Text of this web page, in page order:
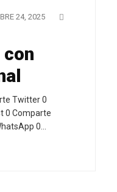
24, 2025
Twitter 0
0 Comparte
0…